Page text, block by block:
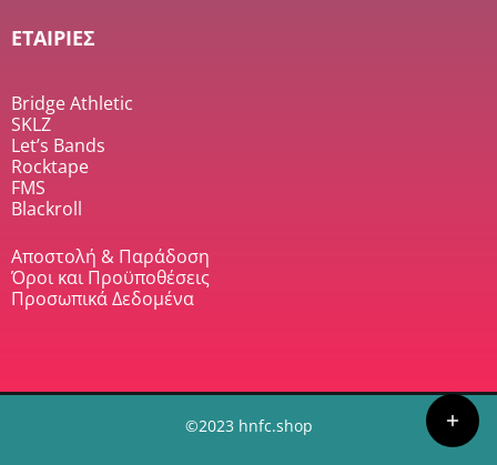
ΕΤΑΙΡΙΕΣ
Bridge Athletic
SKLZ
Let’s Bands
Rocktape
FMS
Blackroll
Αποστολή & Παράδοση
Όροι και Προϋποθέσεις
Προσωπικά Δεδομένα
©2023 hnfc.shop